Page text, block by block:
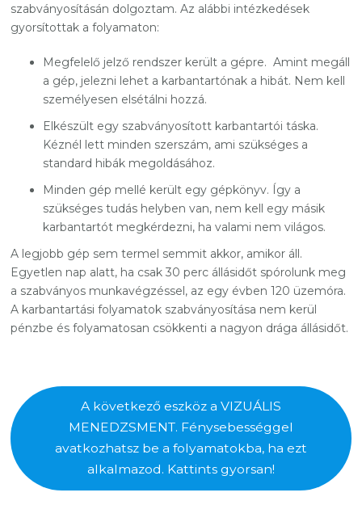
szabványosításán dolgoztam. Az alábbi intézkedések
gyorsítottak a folyamaton:
Megfelelő jelző rendszer került a gépre. Amint megáll
a gép, jelezni lehet a karbantartónak a hibát. Nem kell
személyesen elsétálni hozzá.
Elkészült egy szabványosított karbantartói táska.
Kéznél lett minden szerszám, ami szükséges a
standard hibák megoldásához.
Minden gép mellé került egy gépkönyv. Így a
szükséges tudás helyben van, nem kell egy másik
karbantartót megkérdezni, ha valami nem világos.
A legjobb gép sem termel semmit akkor, amikor áll.
Egyetlen nap alatt, ha csak 30 perc állásidőt spórolunk meg
a szabványos munkavégzéssel, az egy évben 120 üzemóra.
A karbantartási folyamatok szabványosítása nem kerül
pénzbe és folyamatosan csökkenti a nagyon drága állásidőt.
A következő eszköz a VIZUÁLIS
MENEDZSMENT. Fénysebességgel
avatkozhatsz be a folyamatokba, ha ezt
alkalmazod. Kattints gyorsan!